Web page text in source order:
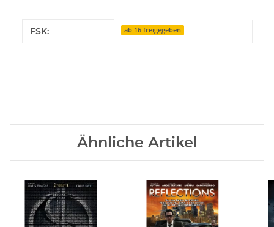
Produkteigenschaft
Wert
FSK: ab 16 freigegeben
Ähnliche Artikel